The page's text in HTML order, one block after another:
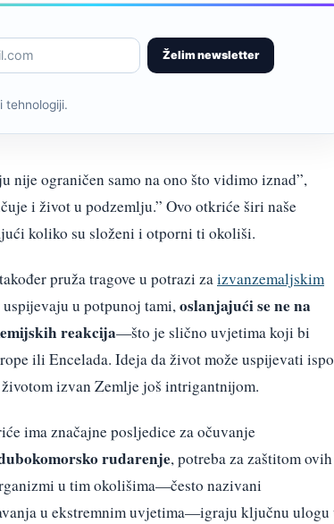
Želim newsletter
tehnologiji.
nije ograničen samo na ono što vidimo iznad”,
i život u podzemlju.” Ovo otkriće širi naše
koliko su složeni i otporni ti okoliši.
pruža tragove u potrazi zaizvanzemaljskim
u potpunoj tami,oslanjajući se ne na
reakcija—što je slično uvjetima koji bi
ili Encelada. Ideja da život može uspijevati
izvan Zemlje još intrigantnijom.
ima značajne posljedice za očuvanje
rudarenje, potreba za zaštitom ovih
u tim okolišima—često nazivani
u ekstremnim uvjetima—igraju ključnu ulogu